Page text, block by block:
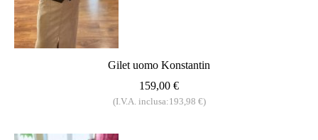
Gilet uomo Konstantin
159,00 €
(I.V.A. inclusa:193,98 €)